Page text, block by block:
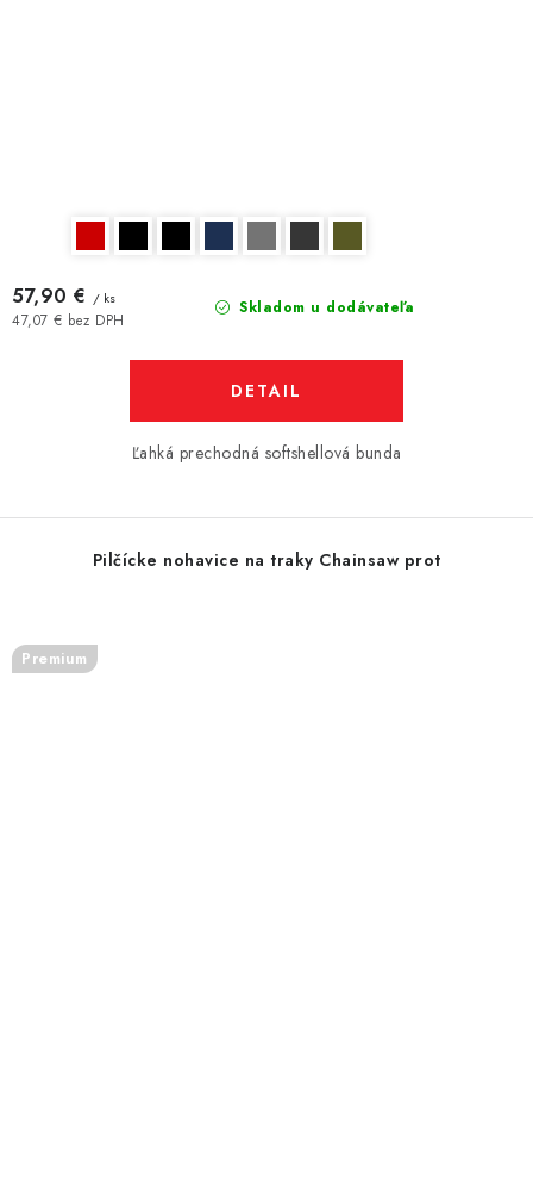
Skladom u dodávateľa
47,07 € bez DPH
57,90 € / ks
DETAIL
Ľahká prechodná softshellová bunda
Pilčícke nohavice na traky Chainsaw prot
Premium